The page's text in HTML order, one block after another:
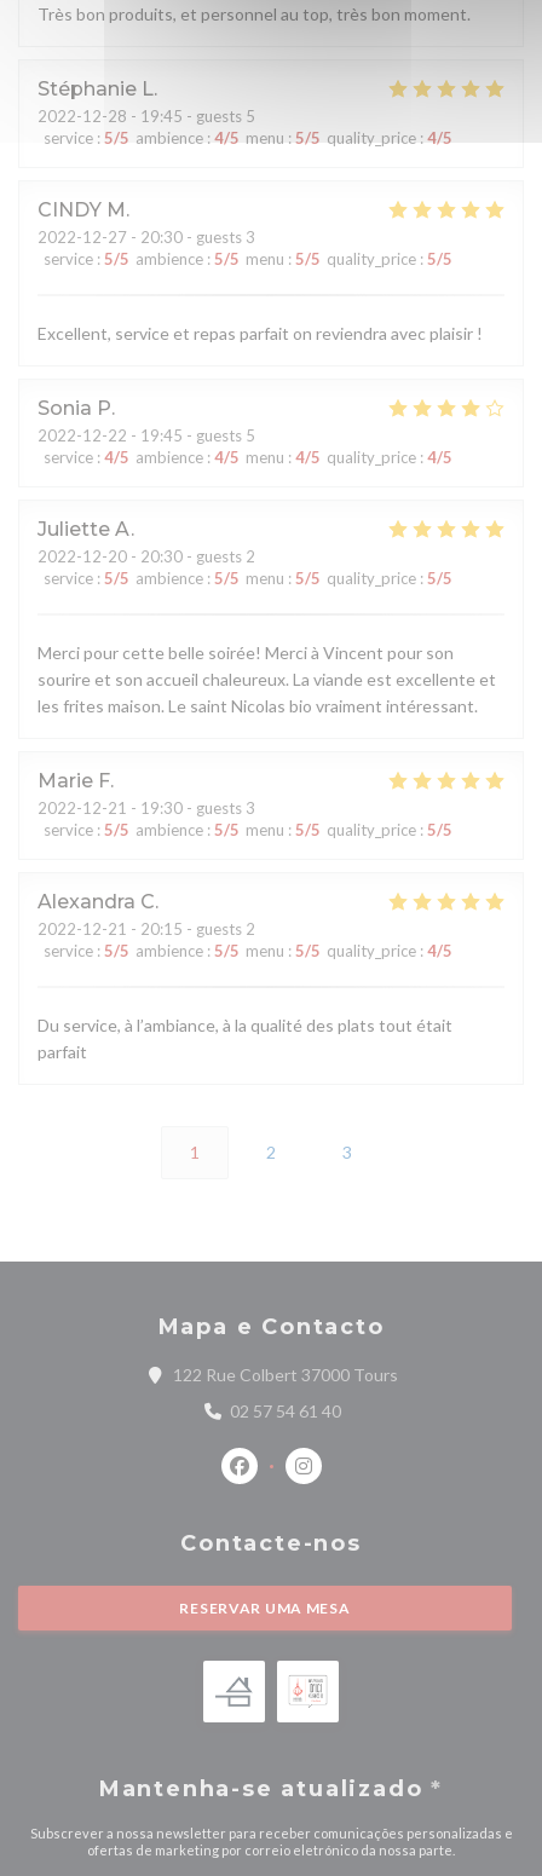
Très bon produits, et personnel au top, très bon moment.
Stéphanie L
2022-12-28 - 19:45 - guests 5
service : 5/5 ambience : 4/5 menu : 5/5 quality_price : 4/5
CINDY M
2022-12-27 - 20:30 - guests 3
service : 5/5 ambience : 5/5 menu : 5/5 quality_price : 5/5
Excellent, service et repas parfait on reviendra avec plaisir !
Sonia P
2022-12-22 - 19:45 - guests 5
service : 4/5 ambience : 4/5 menu : 4/5 quality_price : 4/5
Juliette A
2022-12-20 - 20:30 - guests 2
service : 5/5 ambience : 5/5 menu : 5/5 quality_price : 5/5
Merci pour cette belle soirée! Merci à Vincent pour son
sourire et son accueil chaleureux. La viande est excellente et
les frites maison. Le saint Nicolas bio vraiment intéressant.
Marie F
2022-12-21 - 19:30 - guests 3
service : 5/5 ambience : 5/5 menu : 5/5 quality_price : 5/5
Alexandra C
2022-12-21 - 20:15 - guests 2
service : 5/5 ambience : 5/5 menu : 5/5 quality_price : 4/5
Du service, à l’ambiance, à la qualité des plats tout était
parfait
1 2 3
Mapa e Contacto
122 Rue Colbert 37000 Tours((abre numa nova
02 57 54 61 40
Facebook ((abre numa nova janela))
Instagram ((abre numa nova
Contacte-nos
RESERVAR UMA MESA
Mantenha-se atualizado*
Subscrever a nossa newsletter para receber comunicações personalizadas e
ofertas de marketing por correio eletrónico da nossa parte.